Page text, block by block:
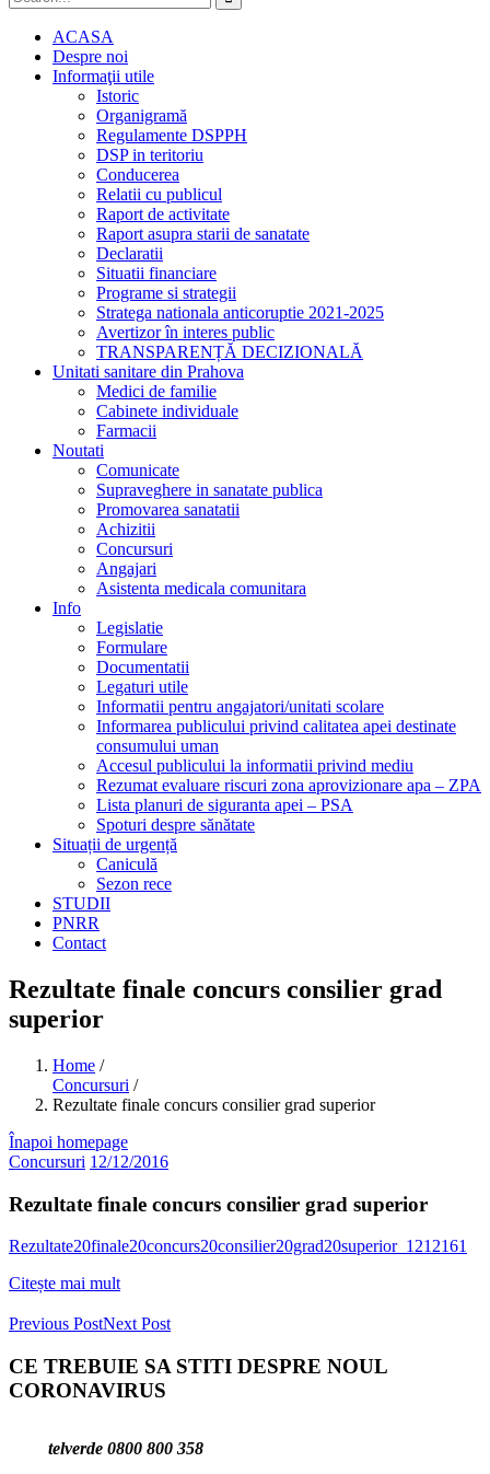
ACASA
Despre noi
Informaţii utile
Istoric
Organigramă
Regulamente DSPPH
DSP in teritoriu
Conducerea
Relatii cu publicul
Raport de activitate
Raport asupra starii de sanatate
Declaratii
Situatii financiare
Programe si strategii
Stratega nationala anticoruptie 2021-2025
Avertizor în interes public
TRANSPARENȚĂ DECIZIONALĂ
Unitati sanitare din Prahova
Medici de familie
Cabinete individuale
Farmacii
Noutati
Comunicate
Supraveghere in sanatate publica
Promovarea sanatatii
Achizitii
Concursuri
Angajari
Asistenta medicala comunitara
Info
Legislatie
Formulare
Documentatii
Legaturi utile
Informatii pentru angajatori/unitati scolare
Informarea publicului privind calitatea apei destinate
consumului uman
Accesul publicului la informatii privind mediu
Rezumat evaluare riscuri zona aprovizionare apa – ZPA
Lista planuri de siguranta apei – PSA
Spoturi despre sănătate
Situații de urgență
Caniculă
Sezon rece
STUDII
PNRR
Contact
Rezultate finale concurs consilier grad
superior
Home /
Concursuri /
Rezultate finale concurs consilier grad superior
Înapoi homepage
Concursuri 12/12/2016
Rezultate finale concurs consilier grad superior
Rezultate20finale20concurs20consilier20grad20superior_1212161
Citește mai mult
Previous PostNext Post
CE TREBUIE SA STITI DESPRE NOUL
CORONAVIRUS
telverde 0800 800 358